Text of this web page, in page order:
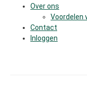
Over ons
Voordelen
Contact
Inloggen